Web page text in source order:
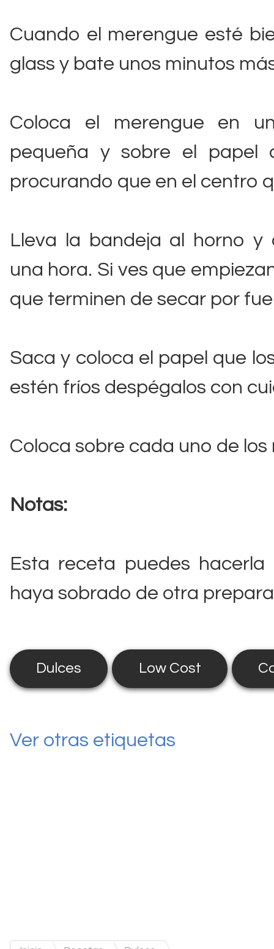
Cuando el merengue esté
glass y bate unos minutos
Coloca el merengue en
pequeña y sobre el papel
procurando que en el centro
Lleva la bandeja al horno y
una hora. Si ves que
que terminen de secar por
Saca y coloca el papel que
estén fríos despégalos con
Coloca sobre cada uno de
Notas:
Esta receta puedes
haya sobrado de otra
Dulces Low Cost
Ver otras etiquetas